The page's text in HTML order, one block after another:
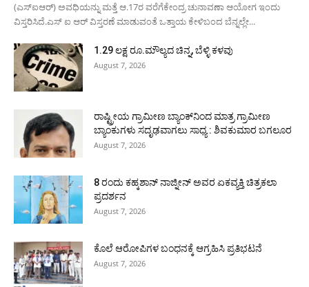
(ಎಸ್ಐಆರ್) ಅವಧಿಯನ್ನು ಮತ್ತೆ ಆ.17ರ ವರೆಗೆಕೇಂದ್ರ ಚುನಾವಣಾ ಆಯೋಗ ಇಂದು
ವಿಸ್ತರಿಸಿದೆ.ಎಸ್ ಐ ಆರ್ ವಿಸ್ತರಣೆ ಮಾಡುವಂತೆ ಒತ್ತಾಯ ಕೇಳಿಬಂದ ಬೆನ್ನಲ್ಲೇ...
1.29 ಲಕ್ಷ ರೂ.ಮೌಲ್ಯದ ಚಿನ್ನ, ಬೆಳ್ಳಿ ಕಳವು
August 7, 2026
ರಾಷ್ಟ್ರೀಯ ಗ್ರಾಮೀಣ ಬ್ಯಾಂಕ್‍ನಿಂದ ಮಾತ್ರ ಗ್ರಾಮೀಣ
ಬ್ಯಾಂಕುಗಳು ಸದೃಢವಾಗಲು ಸಾಧ್ಯ : ಶಿವಕುಮಾರ ಬಗಲೂರ
August 7, 2026
8 ರಂದು ಕಹ್ಕಶಾನ್ ನಾಜ್ನೀನ್ ಅವರ ಏಕವ್ಯಕ್ತಿ ಚಿತ್ರಕಲಾ
ಪ್ರದರ್ಶನ
August 7, 2026
ಕೊಲೆ ಆರೋಪಿಗಳ ಬಂಧನಕ್ಕೆ ಆಗ್ರಹಿಸಿ ಪ್ರತಿಭಟನೆ
August 7, 2026